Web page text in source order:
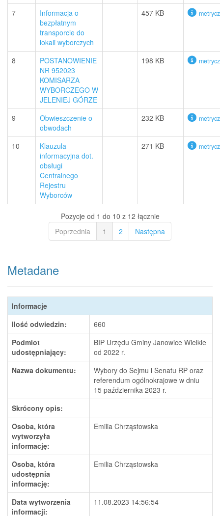
7
Informacja o
bezpłatnym
transporcie do
lokali wyborczych
457 KB
8
POSTANOWIENIE
NR 952023
KOMISARZA
WYBORCZEGO W
JELENIEJ GÓRZE
198 KB
9
Obwieszczenie o
obwodach
232 KB
10
Klauzula
informacyjna dot.
obsługi
Centralnego
Rejestru
Wyborców
271 KB
Pozycje od 1 do 10 z 12 łącznie
Poprzednia
1 2 Następna
Metadane
Informacje
Ilość odwiedzin:
660
Podmiot
udostępniający:
BIP Urzędu Gminy Janowice Wielkie
od 2022 r.
Nazwa dokumentu:
Wybory do Sejmu i Senatu RP oraz
referendum ogólnokrajowe w dniu
15 października 2023 r.
Skrócony opis:
Osoba, która
wytworzyła
informację:
Emilia Chrząstowska
Osoba, która
udostępnia
informację:
Emilia Chrząstowska
Data wytworzenia
informacji:
11.08.2023 14:56:54